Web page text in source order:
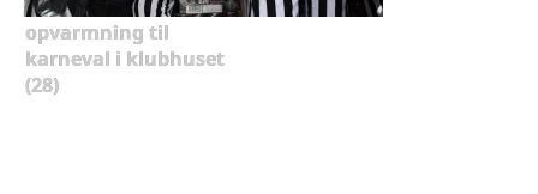
opvarmning til
karneval i klubhuset
(28)